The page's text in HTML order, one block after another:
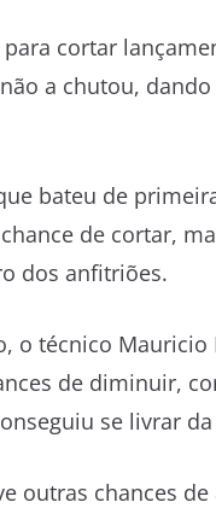
cortar
a chutou,
bateu de
de cortar,
dos anfitriões.
o técnico
de diminuir,
se livrar
outras chances